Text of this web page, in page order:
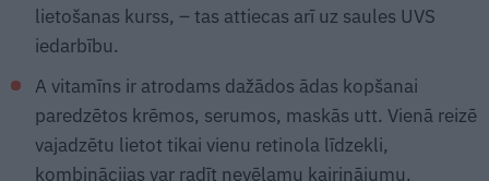
lietošanas kurss, – tas attiecas arī uz saules UVS
iedarbību.
A vitamīns ir atrodams dažādos ādas kopšanai
paredzētos krēmos, serumos, maskās utt. Vienā reizē
vajadzētu lietot tikai vienu retinola līdzekli,
kombinācijas var radīt nevēlamu kairinājumu.